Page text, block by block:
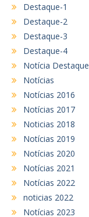
Destaque-1
Destaque-2
Destaque-3
Destaque-4
Notícia Destaque
Notícias
Notícias 2016
Notícias 2017
Noticias 2018
Notícias 2019
Notícias 2020
Notícias 2021
Notícias 2022
noticias 2022
Notícias 2023